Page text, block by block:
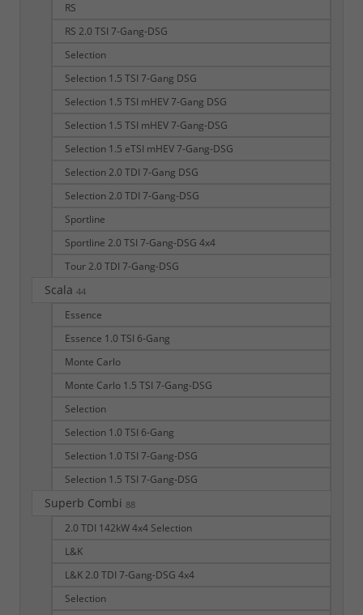
RS
RS 2.0 TSI 7-Gang-DSG
Selection
Selection 1.5 TSI 7-Gang DSG
Selection 1.5 TSI mHEV 7-Gang DSG
Selection 1.5 TSI mHEV 7-Gang-DSG
Selection 1.5 eTSI mHEV 7-Gang-DSG
Selection 2.0 TDI 7-Gang DSG
Selection 2.0 TDI 7-Gang-DSG
Sportline
Sportline 2.0 TSI 7-Gang-DSG 4x4
Tour 2.0 TDI 7-Gang-DSG
Scala 44
Essence
Essence 1.0 TSI 6-Gang
Monte Carlo
Monte Carlo 1.5 TSI 7-Gang-DSG
Selection
Selection 1.0 TSI 6-Gang
Selection 1.0 TSI 7-Gang-DSG
Selection 1.5 TSI 7-Gang-DSG
Superb Combi 88
2.0 TDI 142kW 4x4 Selection
L&K
L&K 2.0 TDI 7-Gang-DSG 4x4
Selection